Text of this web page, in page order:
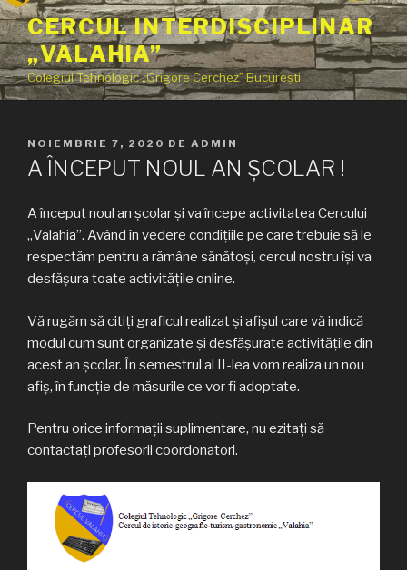
Sari
la
conținut
CERCUL INTERDISCIPLINAR
„VALAHIA”
Colegiul Tehnologic „Grigore Cerchez” București
PUBLICAT
PE
NOIEMBRIE 7, 2020 DE ADMIN
A ÎNCEPUT NOUL AN ȘCOLAR !
A început noul an școlar și va începe activitatea Cercului
„Valahia”. Având în vedere condițiile pe care trebuie să le
respectăm pentru a rămâne sănătoși, cercul nostru își va
desfășura toate activitățile online.
Vă rugăm să citiți graficul realizat și afișul care vă indică
modul cum sunt organizate și desfășurate activitățile din
acest an școlar. În semestrul al II-lea vom realiza un nou
afiș, în funcție de măsurile ce vor fi adoptate.
Pentru orice informații suplimentare, nu ezitați să
contactați profesorii coordonatori.